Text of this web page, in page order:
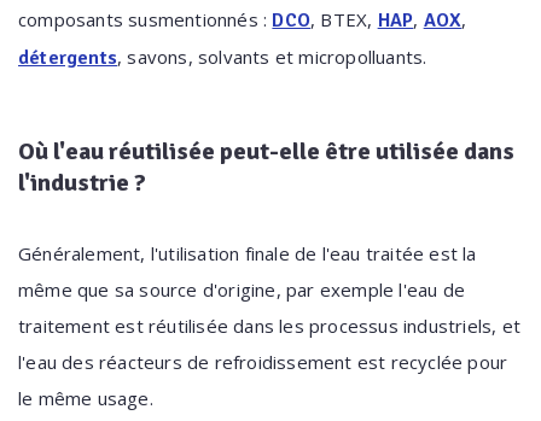
composants susmentionnés : DCO, BTEX, HAP, AOX,
détergents, savons, solvants et micropolluants.
Où l'eau réutilisée peut-elle être utilisée dans
l'industrie ?
Généralement, l'utilisation finale de l'eau traitée est la
même que sa source d'origine, par exemple l'eau de
traitement est réutilisée dans les processus industriels, et
l'eau des réacteurs de refroidissement est recyclée pour
le même usage.